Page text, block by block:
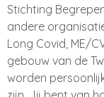
Stichting
andere
Long Covid, ME/
gebouw van de
worden